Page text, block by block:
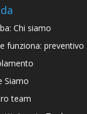
Chi siamo
funziona: preventivo
Siamo
team